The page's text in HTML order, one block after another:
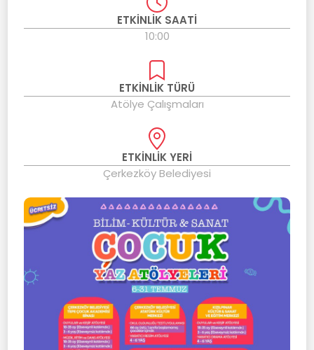
ETKİNLİK SAATİ
10:00
ETKİNLİK TÜRÜ
Atölye Çalışmaları
ETKİNLİK YERİ
Çerkezköy Belediyesi